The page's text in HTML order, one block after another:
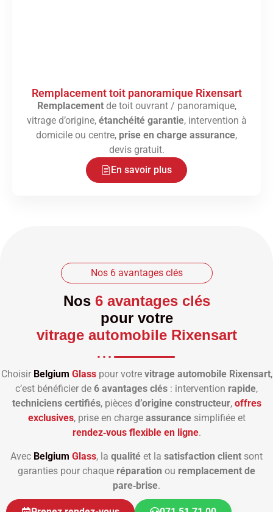
Remplacement toit panoramique Rixensart
Remplacementde toit ouvrant / panoramique,
vitrage d’origine, étanchéité garantie, intervention à
domicile ou centre, prise en charge assurance,
devis gratuit.
En savoir plus
Nos 6 avantages clés
Nos 6 avantages clés
pour votre
vitrage automobile Rixensart
Choisir Belgium Glasspour votre vitrage automobile Rixensart,
c’est bénéficier de 6 avantages clés : intervention rapide,
techniciens certifiés, pièces d’origine constructeur, offres
exclusives, prise en charge assurancesimplifiée et
rendez‑vous flexible en ligne.
Avec Belgium Glass, la qualité et la satisfaction client sont
garanties pour chaque réparation ou remplacement de
pare‑brise.